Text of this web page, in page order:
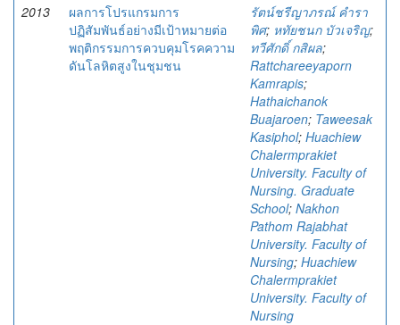
2013
ผลการโปรแกรมการ
ปฏิสัมพันธ์อย่างมีเป้าหมายต่อ
พฤติกรรมการควบคุมโรคความ
ดันโลหิตสูงในชุมชน
รัตน์ชรีญาภรณ์ คำรา
พิศ; หทัยชนก บัวเจริญ;
ทวีศักดิ์ กสิผล;
Rattchareeyaporn
Kamrapis;
Hathaichanok
Buajaroen; Taweesak
Kasiphol; Huachiew
Chalermprakiet
University. Faculty of
Nursing. Graduate
School; Nakhon
Pathom Rajabhat
University. Faculty of
Nursing; Huachiew
Chalermprakiet
University. Faculty of
Nursing